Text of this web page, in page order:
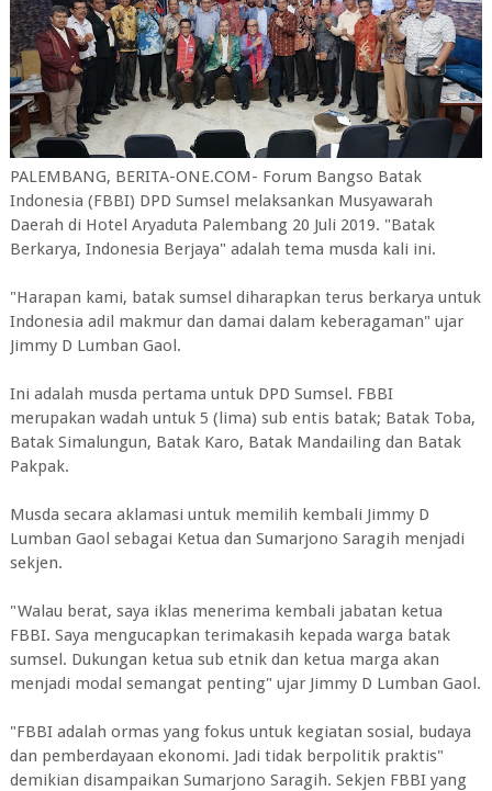
PALEMBANG, BERITA-ONE.COM- Forum Bangso Batak
Indonesia (FBBI) DPD Sumsel melaksankan Musyawarah
Daerah di Hotel Aryaduta Palembang 20 Juli 2019. "Batak
Berkarya, Indonesia Berjaya" adalah tema musda kali ini.
"Harapan kami, batak sumsel diharapkan terus berkarya untuk
Indonesia adil makmur dan damai dalam keberagaman" ujar
Jimmy D Lumban Gaol.
Ini adalah musda pertama untuk DPD Sumsel. FBBI
merupakan wadah untuk 5 (lima) sub entis batak; Batak Toba,
Batak Simalungun, Batak Karo, Batak Mandailing dan Batak
Pakpak.
Musda secara aklamasi untuk memilih kembali Jimmy D
Lumban Gaol sebagai Ketua dan Sumarjono Saragih menjadi
sekjen.
"Walau berat, saya iklas menerima kembali jabatan ketua
FBBI. Saya mengucapkan terimakasih kepada warga batak
sumsel. Dukungan ketua sub etnik dan ketua marga akan
menjadi modal semangat penting" ujar Jimmy D Lumban Gaol.
"FBBI adalah ormas yang fokus untuk kegiatan sosial, budaya
dan pemberdayaan ekonomi. Jadi tidak berpolitik praktis"
demikian disampaikan Sumarjono Saragih. Sekjen FBBI yang